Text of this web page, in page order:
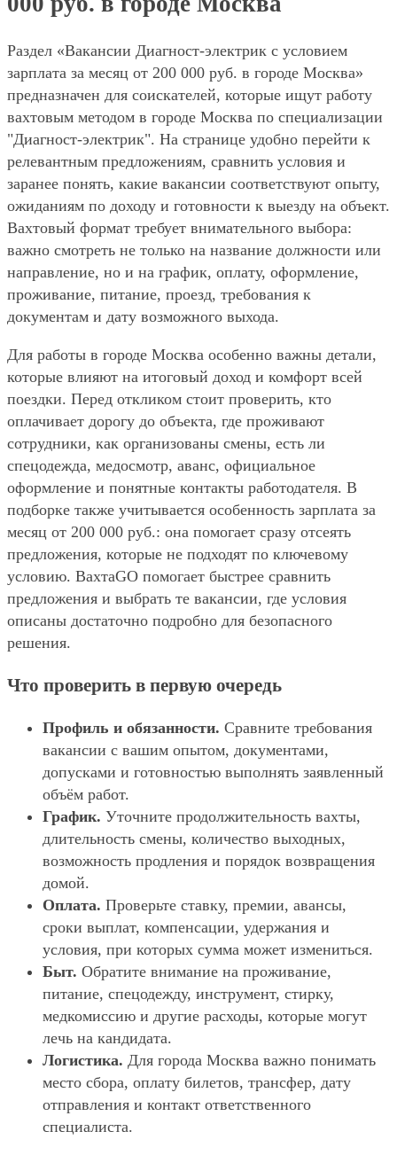
Раздел «Вакансии Диагност-электрик с условием
зарплата за месяц от 200 000 руб. в городе Москва»
предназначен для соискателей, которые ищут работу
вахтовым методом в городе Москва по специализации
"Диагност-электрик". На странице удобно перейти к
релевантным предложениям, сравнить условия и
заранее понять, какие вакансии соответствуют опыту,
ожиданиям по доходу и готовности к выезду на объект.
Вахтовый формат требует внимательного выбора:
важно смотреть не только на название должности или
направление, но и на график, оплату, оформление,
проживание, питание, проезд, требования к
документам и дату возможного выхода.
Для работы в городе Москва особенно важны детали,
которые влияют на итоговый доход и комфорт всей
поездки. Перед откликом стоит проверить, кто
оплачивает дорогу до объекта, где проживают
сотрудники, как организованы смены, есть ли
спецодежда, медосмотр, аванс, официальное
оформление и понятные контакты работодателя. В
подборке также учитывается особенность зарплата за
месяц от 200 000 руб.: она помогает сразу отсеять
предложения, которые не подходят по ключевому
условию. ВахтаGO помогает быстрее сравнить
предложения и выбрать те вакансии, где условия
описаны достаточно подробно для безопасного
решения.
Что проверить в первую очередь
Профиль и обязанности. Сравните требования
вакансии с вашим опытом, документами,
допусками и готовностью выполнять заявленный
объём работ.
График. Уточните продолжительность вахты,
длительность смены, количество выходных,
возможность продления и порядок возвращения
домой.
Оплата. Проверьте ставку, премии, авансы,
сроки выплат, компенсации, удержания и
условия, при которых сумма может измениться.
Быт. Обратите внимание на проживание,
питание, спецодежду, инструмент, стирку,
медкомиссию и другие расходы, которые могут
лечь на кандидата.
Логистика. Для города Москва важно понимать
место сбора, оплату билетов, трансфер, дату
отправления и контакт ответственного
специалиста.